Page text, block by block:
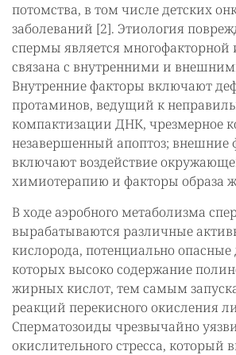
потомства, в том числе детских
заболеваний [2]. Этиология
спермы является многофакторной
связана с внутренними и
Внутренние факторы включают
протаминов, ведущий к
компактизации ДНК, чрезмерное
незавершенный апоптоз; внешние
включают воздействие
химиотерапию и факторы образа
В ходе аэробного метаболизма
вырабатываются различные
кислорода, потенциально
которых высоко содержание
жирных кислот, тем самым
реакций перекисного окисления
Сперматозоиды чрезвычайно
окислительного стресса, который